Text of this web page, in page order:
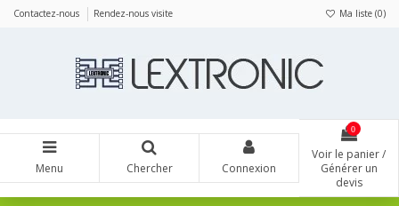
Contactez-nous Rendez-nous visite Ma liste (0)
Menu Chercher Connexion
0
Voir le panier /
Générer un
devis
Panneau de gestion des cookies